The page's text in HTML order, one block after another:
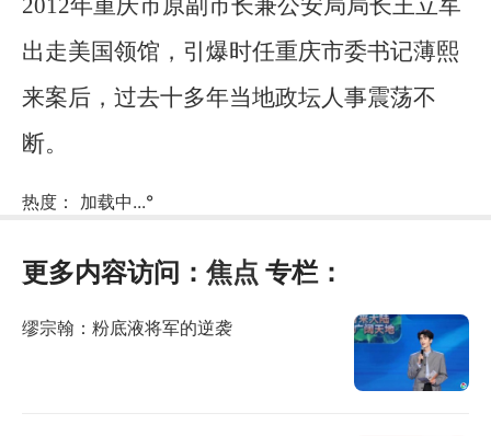
2012年重庆市原副市长兼公安局局长王立军
出走美国领馆，引爆时任重庆市委书记薄熙
来案后，过去十多年当地政坛人事震荡不
断。
热度： 加载中...°
更多内容访问： 焦点 专栏：
缪宗翰：粉底液将军的逆袭